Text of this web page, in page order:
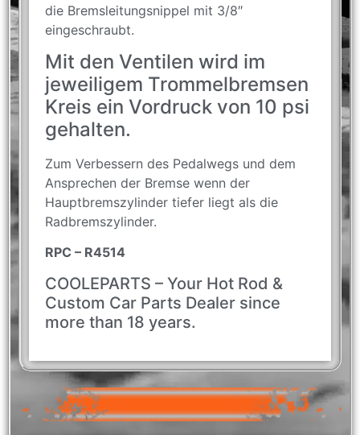
die Bremsleitungsnippel mit 3/8″
eingeschraubt.
Mit den Ventilen wird im
jeweiligem Trommelbremsen
Kreis ein Vordruck von 10 psi
gehalten.
Zum Verbessern des Pedalwegs und dem
Ansprechen der Bremse wenn der
Hauptbremszylinder tiefer liegt als die
Radbremszylinder.
RPC – R4514
COOLEPARTS – Your Hot Rod &
Custom Car Parts Dealer since
more than 18 years.